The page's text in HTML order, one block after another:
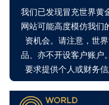
我们已发现冒充世界黄
网站可能高度模仿我们
资机会。请注意，世
品、亦不开设客户账户
要求提供个人或财务